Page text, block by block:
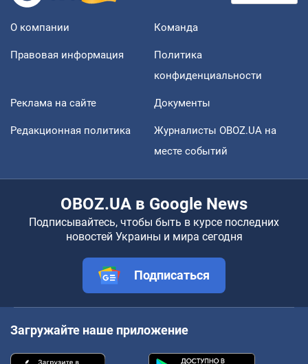
О компании Команда
Правовая информация
Политика
конфиденциальности
Реклама на сайте Документы
Редакционная политика
Журналисты OBOZ.UA на
месте событий
OBOZ.UA в Google News
Подписывайтесь, чтобы быть в курсе последних
новостей Украины и мира сегодня
Подписаться
Загружайте наше приложение